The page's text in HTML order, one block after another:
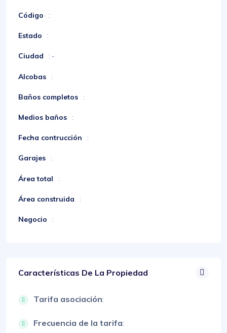
Código :
Estado :
Ciudad : -
Alcobas :
Baños completos :
Medios baños :
Fecha contrucción :
Garajes :
Área total :
Área construida :
Negocio :
Características De La Propiedad
Tarifa asociación:
Frecuencia de la tarifa: